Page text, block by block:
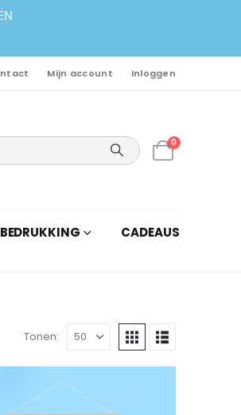
Mijn account Inloggen
0
CADEAUS
Tonen: